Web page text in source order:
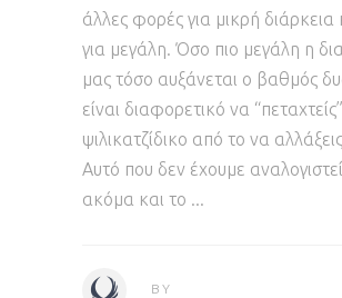
άλλες φορές για μικρή διάρκεια
για μεγάλη. Όσο πιο μεγάλη η
μας τόσο αυξάνεται ο βαθμός
είναι διαφορετικό να
ψιλικατζίδικο από το να
Αυτό που δεν έχουμε αναλογιστεί
ακόμα και το
BY